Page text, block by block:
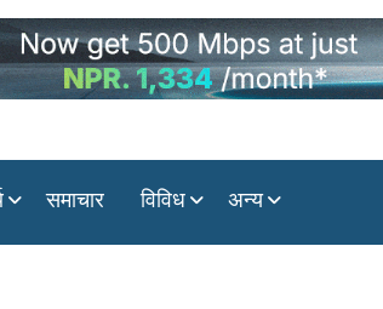
समाचार विविध अन्य